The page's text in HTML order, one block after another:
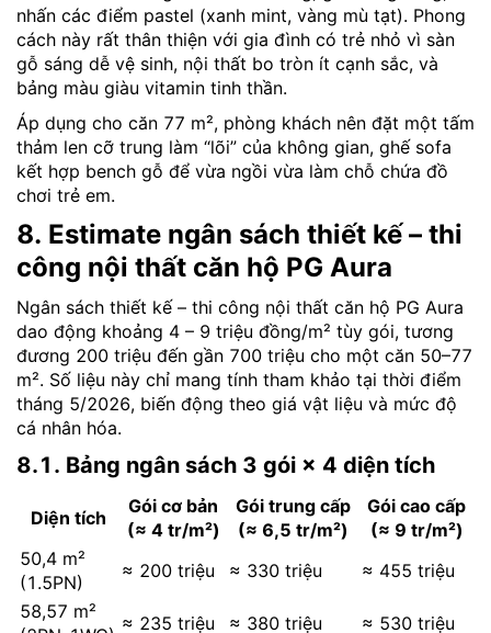
nhấn các điểm pastel (xanh mint, vàng mù tạt). Phong
cách này rất thân thiện với gia đình có trẻ nhỏ vì sàn
gỗ sáng dễ vệ sinh, nội thất bo tròn ít cạnh sắc, và
bảng màu giàu vitamin tinh thần.
Áp dụng cho căn 77 m², phòng khách nên đặt một tấm
thảm len cỡ trung làm “lõi” của không gian, ghế sofa
kết hợp bench gỗ để vừa ngồi vừa làm chỗ chứa đồ
chơi trẻ em.
8. Estimate ngân sách thiết kế – thi
công nội thất căn hộ PG Aura
Ngân sách thiết kế – thi công nội thất căn hộ PG Aura
dao động khoảng 4 – 9 triệu đồng/m² tùy gói, tương
đương 200 triệu đến gần 700 triệu cho một căn 50–77
m². Số liệu này chỉ mang tính tham khảo tại thời điểm
tháng 5/2026, biến động theo giá vật liệu và mức độ
cá nhân hóa.
8.1. Bảng ngân sách 3 gói × 4 diện tích
Diện tích
Gói cơ bản
(≈ 4 tr/m²)
Gói trung cấp
(≈ 6,5 tr/m²)
Gói cao cấp
(≈ 9 tr/m²)
50,4 m²
(1.5PN)
≈ 200 triệu ≈ 330 triệu
≈ 455 triệu
58,57 m²
≈ 235 triệu ≈ 380 triệu
≈ 530 triệu